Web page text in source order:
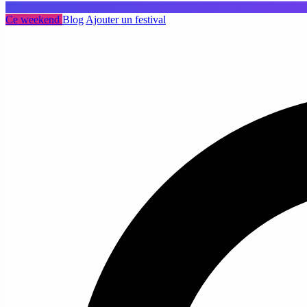
Ce weekend Blog Ajouter un festival